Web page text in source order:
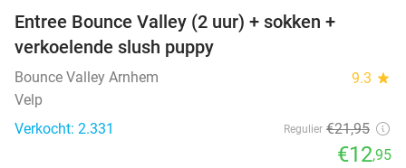
Entree Bounce Valley (2 uur) + sokken +
verkoelende slush puppy
Bounce Valley Arnhem 9.3 star
Velp
Verkocht: 2.331
Regulier €21,95
€12,95